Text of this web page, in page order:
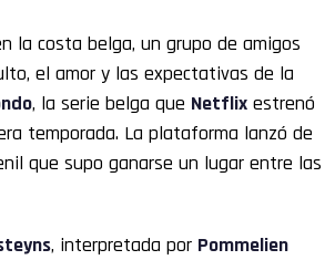
la costa belga, un grupo de amigos
el amor y las expectativas de la
, la serie belga que Netflix estrenó
temporada. La plataforma lanzó de
que supo ganarse un lugar entre las
, interpretada por Pommelien